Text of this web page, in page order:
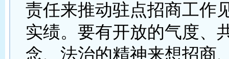
责任来推动驻点招商工作
实绩。要有开放的气度、
念、法治的精神来想招商